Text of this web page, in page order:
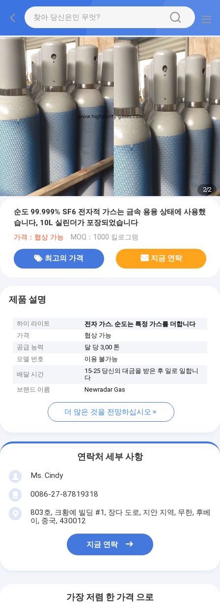
2/2
순도 99.999% SF6 전자적 가스는 금속 용융 상태에 사용했
습니다, 10L 실린더가 포장되었습니다
가격：협상 가능 MOQ：1000 킬로그램
최고의 가격 지금 연락
제품 설명
하이 라이트 전자 가스, 순도는 특정 가스를 더합니다
가격
협상 가능
공급 능력
달 당 3,00 톤
모델 번호
이용 불가능
배달 시간
15-25 당신의 대금을 받은 후 일로 일합니
다
브랜드 이름
Newradar Gas
더 많은 것을 전망하십시오
연락처 세부 사항
Ms. Cindy
0086-27-87819318
803호, 크황예 빌딩 #1, 장다 도로, 지안 지역, 무한, 후베
이, 중국, 430012
지금 연락
가장 저렴 한 가격 으로